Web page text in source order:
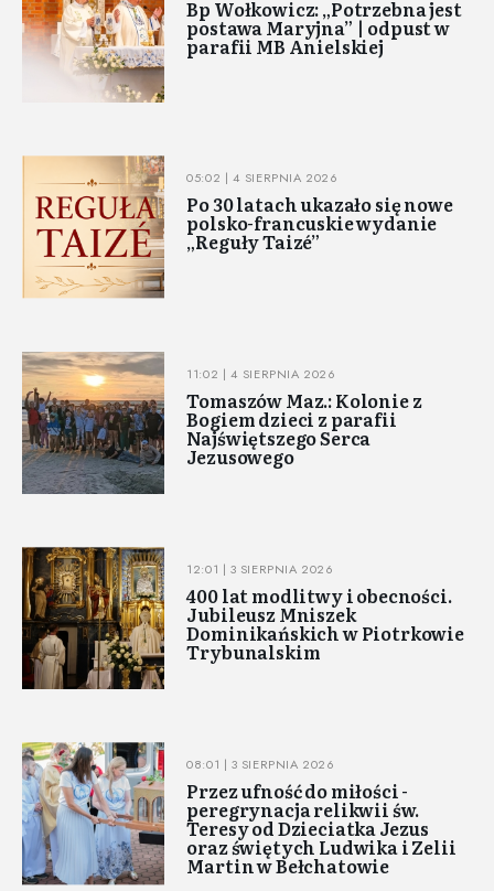
Bp Wołkowicz: „Potrzebna jest
postawa Maryjna” | odpust w
parafii MB Anielskiej
05:02 | 4 SIERPNIA 2026
Po 30 latach ukazało się nowe
polsko-francuskie wydanie
„Reguły Taizé”
11:02 | 4 SIERPNIA 2026
Tomaszów Maz.: Kolonie z
Bogiem dzieci z parafii
Najświętszego Serca
Jezusowego
12:01 | 3 SIERPNIA 2026
400 lat modlitwy i obecności.
Jubileusz Mniszek
Dominikańskich w Piotrkowie
Trybunalskim
08:01 | 3 SIERPNIA 2026
Przez ufność do miłości -
peregrynacja relikwii św.
Teresy od Dzieciatka Jezus
oraz świętych Ludwika i Zelii
Martin w Bełchatowie